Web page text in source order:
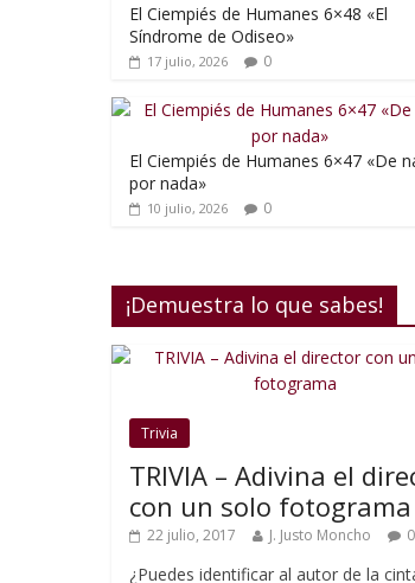
El Ciempiés de Humanes 6×48 «El
Síndrome de Odiseo»
17 julio, 2026 0
El Ciempiés de Humanes 6×47 «De
por nada»
10 julio, 2026 0
¡Demuestra lo que sabes!
Trivia
TRIVIA – Adivina el
con un solo fotograma
22 julio, 2017 J. Justo Moncho 0
¿Puedes identificar al autor de la